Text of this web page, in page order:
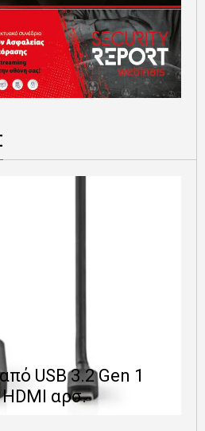
USB 3.2 Gen 1
αρσ.